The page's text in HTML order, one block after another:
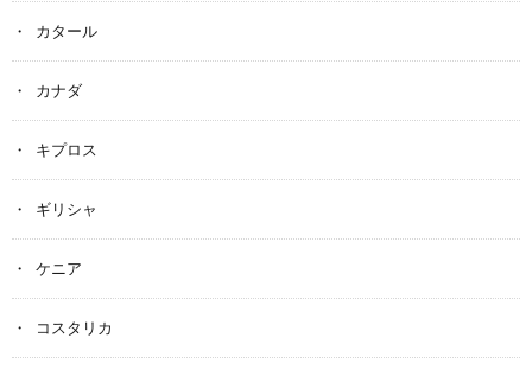
カタール
カナダ
キプロス
ギリシャ
ケニア
コスタリカ